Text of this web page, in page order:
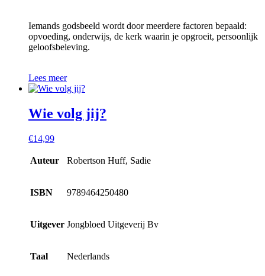
Iemands godsbeeld wordt door meerdere factoren bepaald:
opvoeding, onderwijs, de kerk waarin je opgroeit, persoonlijk
geloofsbeleving.
Lees meer
Wie volg jij?
€14,99
Auteur Robertson Huff, Sadie
ISBN 9789464250480
Uitgever Jongbloed Uitgeverij Bv
Taal Nederlands